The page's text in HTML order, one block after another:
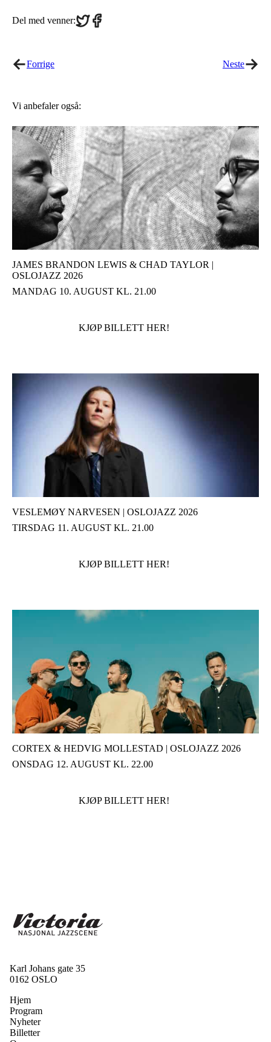
Del med venner:Share
on
Share
on
Forrige Neste
Vi anbefaler også:
JAMES BRANDON LEWIS & CHAD TAYLOR |
OSLOJAZZ 2026
MANDAG 10. AUGUST KL. 21.00
KJØP BILLETT HER!
VESLEMØY NARVESEN | OSLOJAZZ 2026
TIRSDAG 11. AUGUST KL. 21.00
KJØP BILLETT HER!
CORTEX & HEDVIG MOLLESTAD | OSLOJAZZ 2026
ONSDAG 12. AUGUST KL. 22.00
KJØP BILLETT HER!
Karl Johans gate 35
0162 OSLO
Hjem
Program
Nyheter
Billetter